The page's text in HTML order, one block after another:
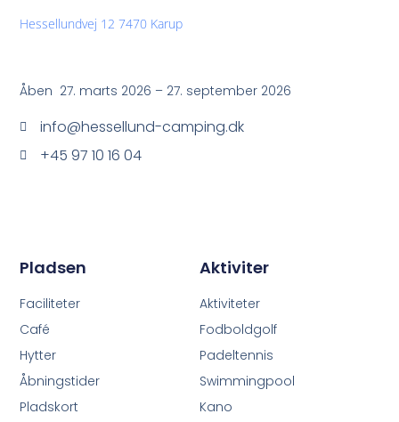
Aktiviter
Aktiviteter
Fodboldgolf
Padeltennis
Swimmingpool
Kano
Pladsen
Faciliteter
Café
Hytter
Åbningstider
Pladskort
Hessellundvej 12 7470 Karup
Åben 27. marts 2026 – 27. september 2026
info@hessellund-camping.dk
+45 97 10 16 04